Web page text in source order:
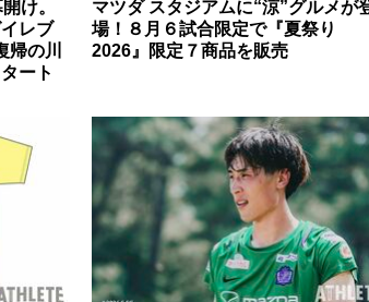
け。
レブ
の川
ート
マツダ スタジアムに“涼”グルメが
場！８月６試合限定で『夏祭り
2026』限定７商品を販売